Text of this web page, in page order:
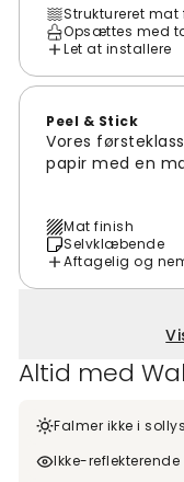
Struktureret mat
Opsættes med
Let at installere
Peel & Stick
Vores
papir med en
Mat finish
Selvklæbende
Aftagelig og
Altid med
Falmer ikke i sollys
Ikke-reflekterende